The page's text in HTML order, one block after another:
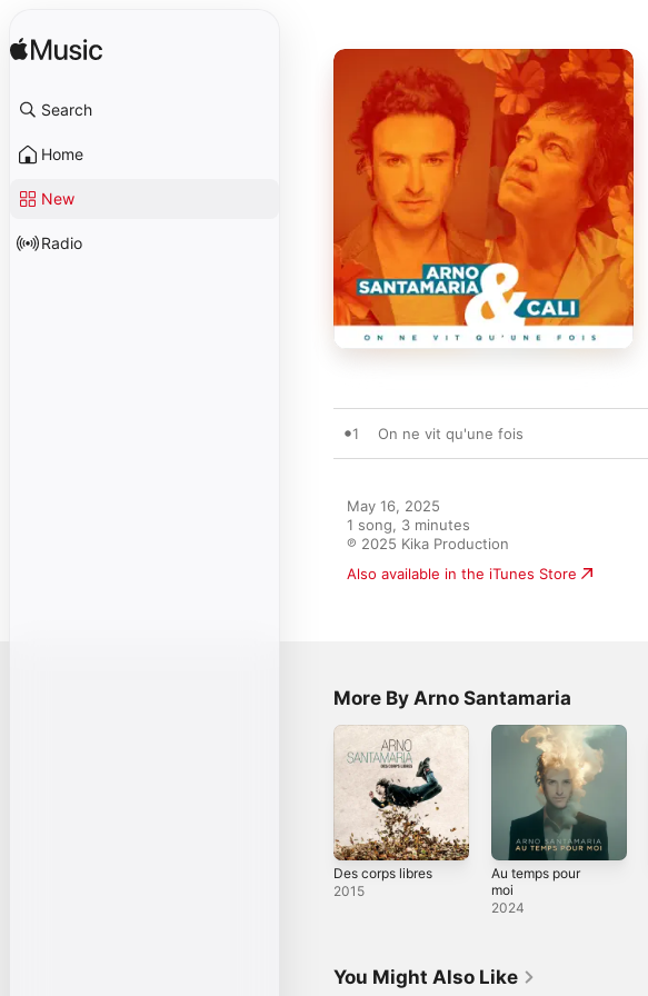
Search
Home
New
Radio
1 On ne vit qu'une fois
May 16, 2025
1 song, 3 minutes
℗ 2025 Kika Production
Also available in the iTunes Store
More By Arno Santamaria
Des corps libres
2015
Au temps pour
moi
2024
You Might Also Like